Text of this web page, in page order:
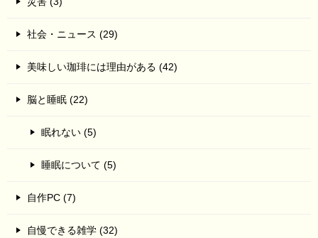
社会・ニュース (29)
美味しい珈琲には理由がある (42)
脳と睡眠 (22)
眠れない (5)
睡眠について (5)
自作PC (7)
自慢できる雑学 (32)